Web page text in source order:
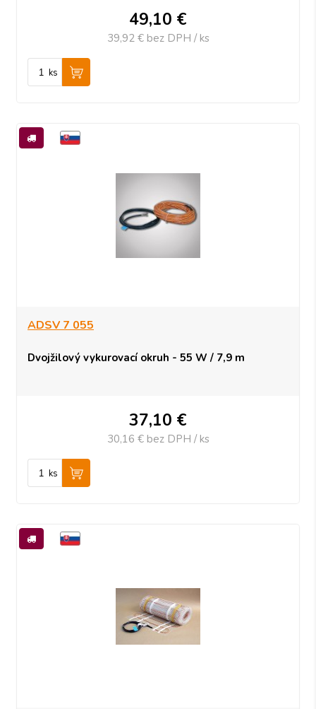
49,10 €
39,92 € bez DPH / ks
ks
ADSV 7 055
Dvojžilový vykurovací okruh - 55 W / 7,9 m
37,10 €
30,16 € bez DPH / ks
ks